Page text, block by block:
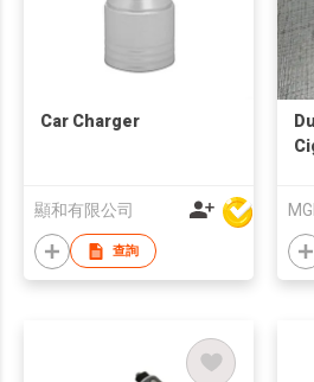
Car Charger
顯和有限公司
查詢